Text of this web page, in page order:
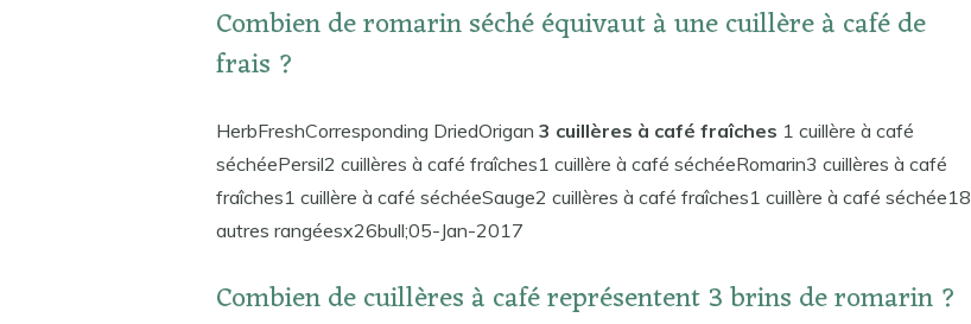
Combien de romarin séché équivaut à une cuillère à café de
frais ?
HerbFreshCorresponding DriedOrigan 3 cuillères à café fraîches 1 cuillère à café
séchéePersil2 cuillères à café fraîches1 cuillère à café séchéeRomarin3 cuillères à café
fraîches1 cuillère à café séchéeSauge2 cuillères à café fraîches1 cuillère à café séchée18
autres rangéesx26bull;05-Jan-2017
Combien de cuillères à café représentent 3 brins de romarin ?